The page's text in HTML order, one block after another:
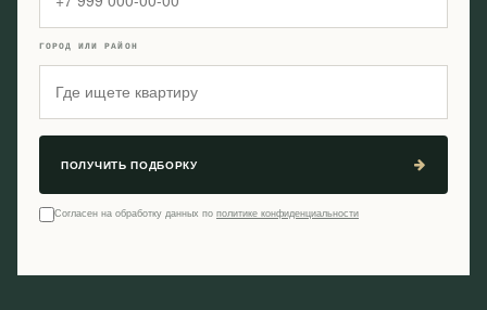
ГОРОД ИЛИ РАЙОН
ПОЛУЧИТЬ ПОДБОРКУ
Согласен на обработку данных по политике конфиденциальности